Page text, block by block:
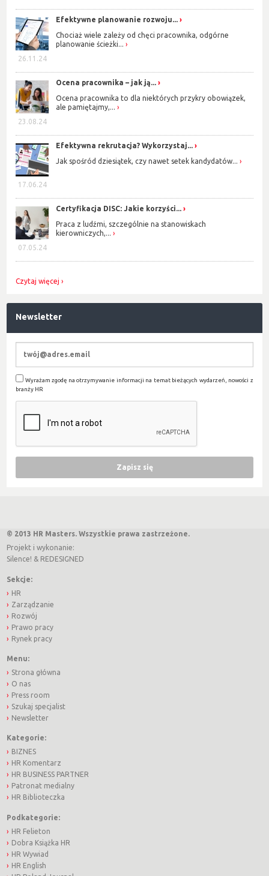
26.11.24
Efektywne planowanie rozwoju...
Chociaż wiele zależy od chęci pracownika, odgórne
planowanie ścieżki...
23.08.24
Ocena pracownika – jak ją...
Ocena pracownika to dla niektórych przykry obowiązek,
ale pamiętajmy,...
17.06.24
Efektywna rekrutacja? Wykorzystaj...
Jak spośród dziesiątek, czy nawet setek kandydatów...
07.05.24
Certyfikacja DISC: Jakie korzyści...
Praca z ludźmi, szczególnie na stanowiskach
kierowniczych,...
Czytaj więcej
Newsletter
Wyrażam zgodę na otrzymywanie informacji na temat bieżących wydarzeń, nowości z
branży HR
© 2013 HR Masters. Wszystkie prawa zastrzeżone.
Projekt i wykonanie:
Silence! & REDESIGNED
Sekcje:
HR
Zarządzanie
Rozwój
Prawo pracy
Rynek pracy
Menu:
Strona główna
O nas
Press room
Szukaj specjalist
Newsletter
Kategorie:
BIZNES
HR Komentarz
HR BUSINESS PARTNER
Patronat medialny
HR Biblioteczka
Podkategorie:
HR Felieton
Dobra Książka HR
HR Wywiad
HR English